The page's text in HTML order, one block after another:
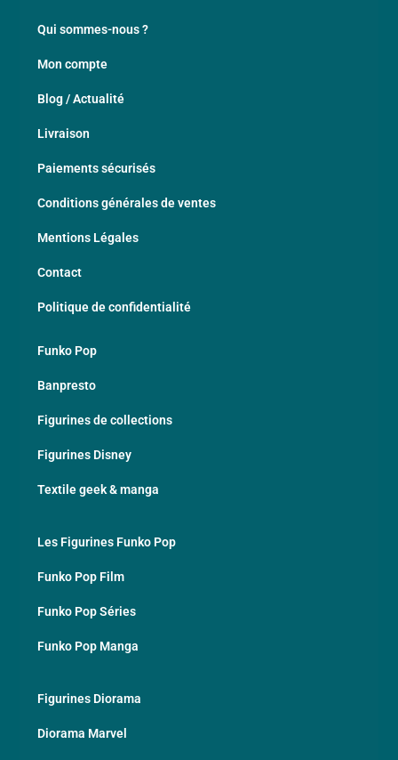
Qui sommes-nous ?
Mon compte
Blog / Actualité
Livraison
Paiements sécurisés
Conditions générales de ventes
Mentions Légales
Contact
Politique de confidentialité
Funko Pop
Banpresto
Figurines de collections
Figurines Disney
Textile geek & manga
Les Figurines Funko Pop
Funko Pop Film
Funko Pop Séries
Funko Pop Manga
Figurines Diorama
Diorama Marvel